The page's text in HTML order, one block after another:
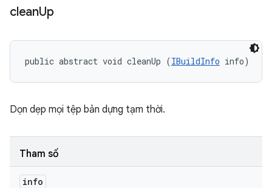
cleanUp
public abstract void cleanUp (IBuildInfo info)
Dọn dẹp mọi tệp bản dựng tạm thời.
Tham số
info